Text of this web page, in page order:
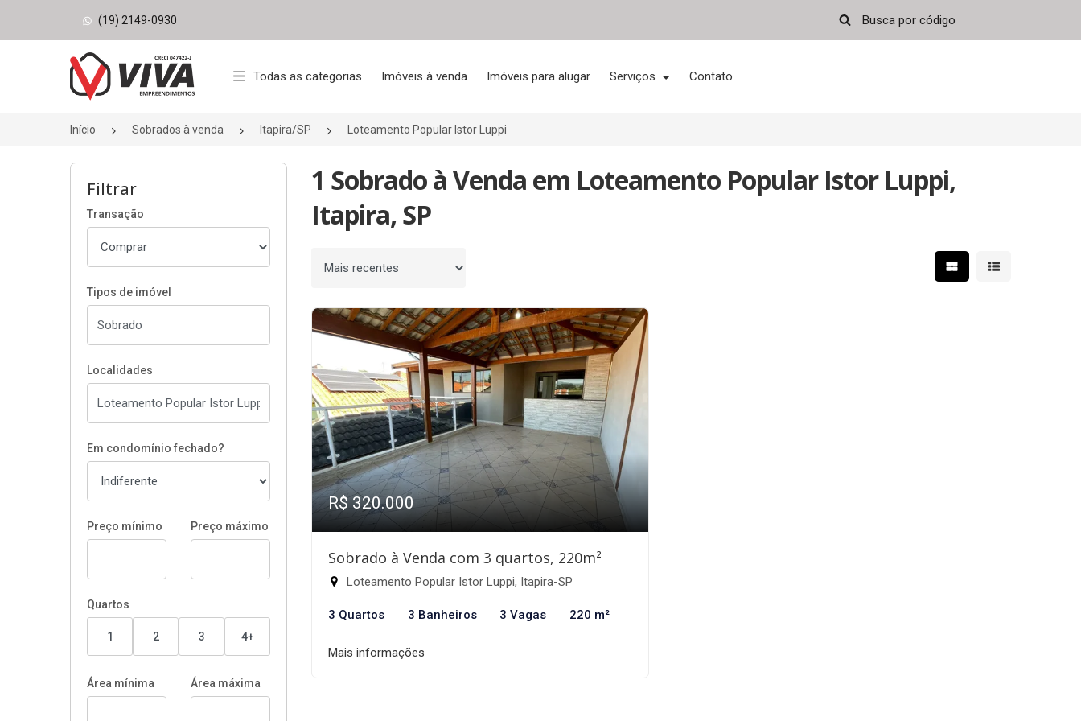
(19) 2149-0930
Página inicial
Todas as categorias Imóveis à venda Imóveis para alugar Serviços Contato
Início Sobrados à venda Itapira/SP Loteamento Popular Istor Luppi
Filtrar
Transação
Tipos de imóvel
Localidades
Em condomínio fechado?
Preço mínimo Preço máximo
Quartos
1 2 3 4+
Área mínima Área máxima
1 Sobrado à Venda em Loteamento Popular Istor Luppi,
Itapira, SP
Ordenar por Mostrar resultados em
Mostrar
R$ 320.000
Sobrado à Venda com 3 quartos, 220m²
Loteamento Popular Istor Luppi, Itapira-SP
3 Quartos 3 Banheiros 3 Vagas 220 m²
Mais informações